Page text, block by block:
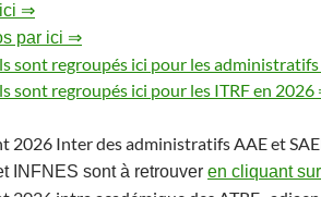
ici ⇒
par ici ⇒
sont regroupés ici pour les
sont regroupés ici pour les ITRF en
2026 Inter des administratifs AAE et
INFNES sont à retrouver en cliquant